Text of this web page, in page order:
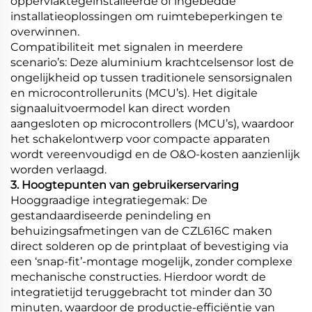
installatieoplossingen om ruimtebeperkingen te
overwinnen.
Compatibiliteit met signalen in meerdere
scenario’s: Deze aluminium krachtcelsensor lost de
ongelijkheid op tussen traditionele sensorsignalen
en microcontrollerunits (MCU’s). Het digitale
signaaluitvoermodel kan direct worden
aangesloten op microcontrollers (MCU’s), waardoor
het schakelontwerp voor compacte apparaten
wordt vereenvoudigd en de O&O-kosten aanzienlijk
worden verlaagd.
3. Hoogtepunten van gebruikerservaring
Hooggraadige integratiegemak: De
gestandaardiseerde penindeling en
behuizingsafmetingen van de CZL616C maken
direct solderen op de printplaat of bevestiging via
een ‘snap-fit’-montage mogelijk, zonder complexe
mechanische constructies. Hierdoor wordt de
integratietijd teruggebracht tot minder dan 30
minuten, waardoor de productie-efficiëntie van